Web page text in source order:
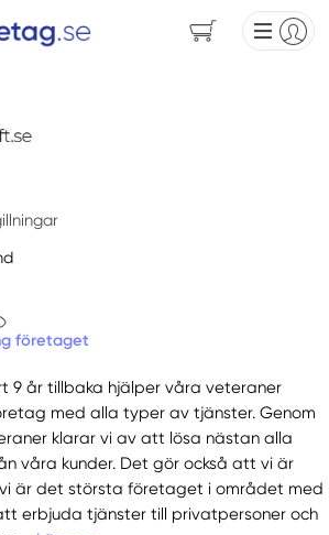
företaget
9 år tillbaka hjälper våra veteraner
med alla typer av tjänster. Genom
klarar vi av att lösa nästan alla
våra kunder. Det gör också att vi är
är det största företaget i området med
erbjuda tjänster till privatpersoner och